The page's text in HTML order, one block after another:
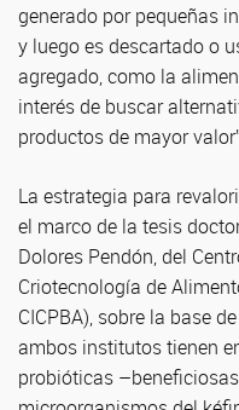
generado por pequeñas
y luego es descartado o
agregado, como la
interés de buscar
productos de mayor
La estrategia para
el marco de la tesis
Dolores Pendón, del
Criotecnología de
CICPBA), sobre la base
ambos institutos tienen
probióticas